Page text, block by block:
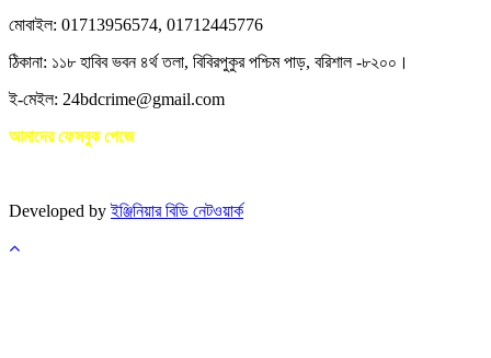
মোবাইল: 01713956574, 01712445776
ঠিকানা: ১১৮ হাবিব ভবন ৪র্থ তলা, বিবিরপুকুর পশ্চিম পাড়, বরিশাল -৮২০০।
ই-মেইল: 24bdcrime@gmail.com
আমাদের ফেসবুক পেজে
Developed byইঞ্জিনিয়ার বিডি নেটওয়ার্ক